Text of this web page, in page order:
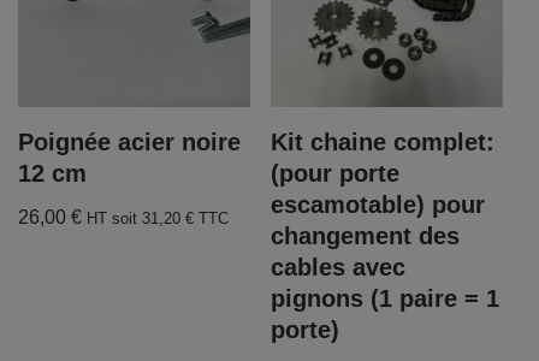
Poignée acier noire
12 cm
26,00 € HT soit 31,20 € TTC
Kit chaine complet:
(pour porte
escamotable) pour
changement des
cables avec
pignons (1 paire = 1
porte)